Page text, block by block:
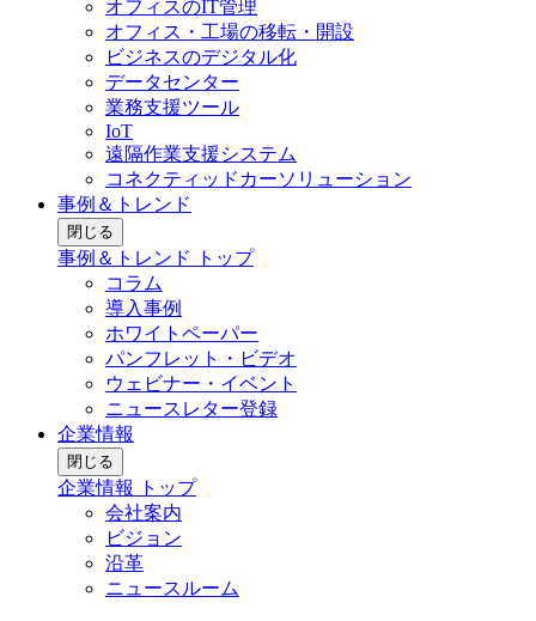
オフィスのIT管理
オフィス・工場の移転・開設
ビジネスのデジタル化
データセンター
業務支援ツール
IoT
遠隔作業支援システム
コネクティッドカーソリューション
事例＆トレンド
閉じる
事例＆トレンド トップ
コラム
導入事例
ホワイトペーパー
パンフレット・ビデオ
ウェビナー・イベント
ニュースレター登録
企業情報
閉じる
企業情報 トップ
会社案内
ビジョン
沿革
ニュースルーム